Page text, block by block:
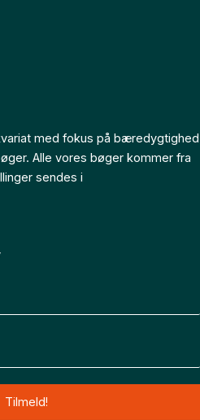
med fokus på bæredygtighed
Alle vores bøger kommer fra
sendes i